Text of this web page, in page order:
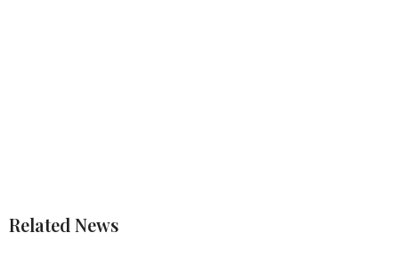
Related News